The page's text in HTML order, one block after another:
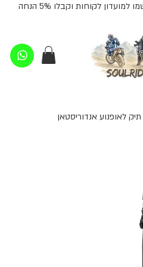
משלוחים חינם לכל הארץ ! הרשמו למועדון לקוחות וקבלו 5% הנחה